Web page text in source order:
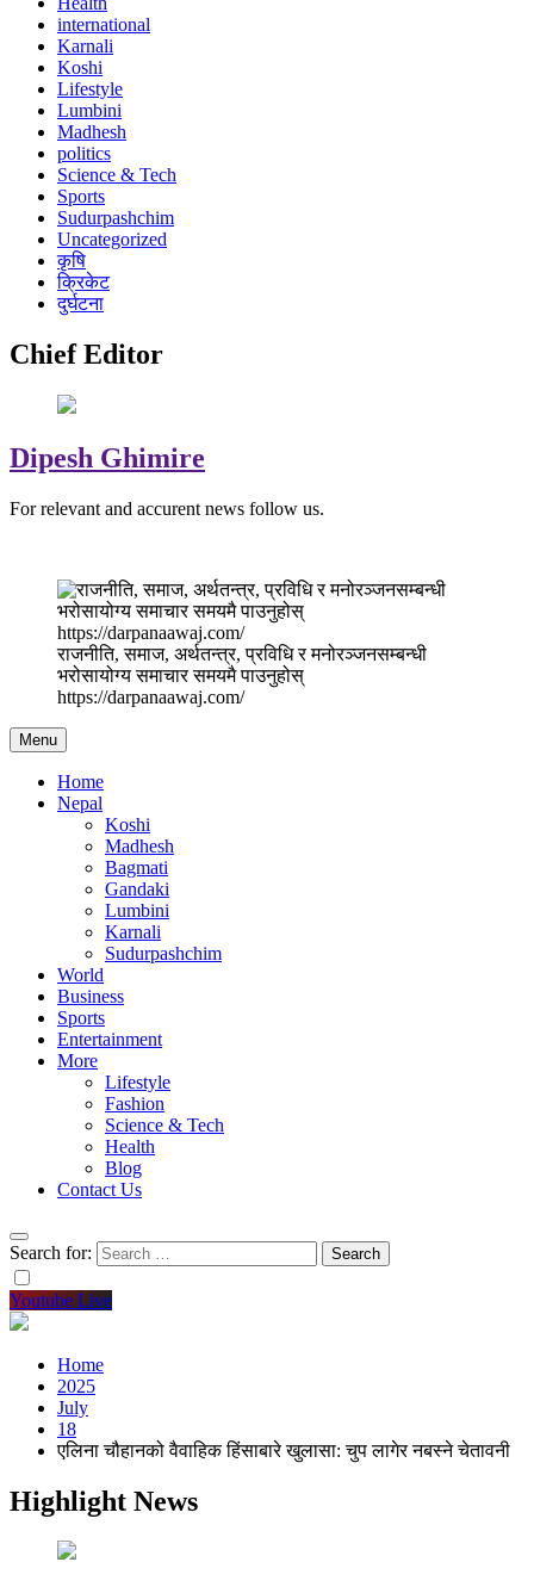
international
Karnali
Koshi
Lifestyle
Lumbini
Madhesh
politics
Science & Tech
Sports
Sudurpashchim
Uncategorized
कृषि
क्रिकेट
दुर्घटना
Chief Editor
Dipesh Ghimire
For relevant and accurent news follow us.
राजनीति, समाज, अर्थतन्त्र, प्रविधि र मनोरञ्जनसम्बन्धी
भरोसायोग्य समाचार समयमै पाउनुहोस्
https://darpanaawaj.com/
Menu
Home
Nepal
Koshi
Madhesh
Bagmati
Gandaki
Lumbini
Karnali
Sudurpashchim
World
Business
Sports
Entertainment
More
Lifestyle
Fashion
Science & Tech
Health
Blog
Contact Us
Search for:
Youtube Live
Home
2025
July
18
एलिना चौहानको वैवाहिक हिंसाबारे खुलासा: चुप लागेर नबस्ने चेतावनी
Highlight News